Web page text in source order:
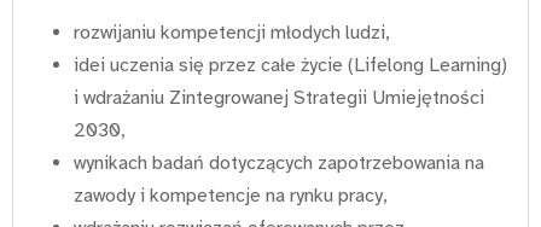
rozwijaniu kompetencji młodych ludzi,
idei uczenia się przez całe życie (Lifelong Learning)
i wdrażaniu Zintegrowanej Strategii Umiejętności
2030,
wynikach badań dotyczących zapotrzebowania na
zawody i kompetencje na rynku pracy,